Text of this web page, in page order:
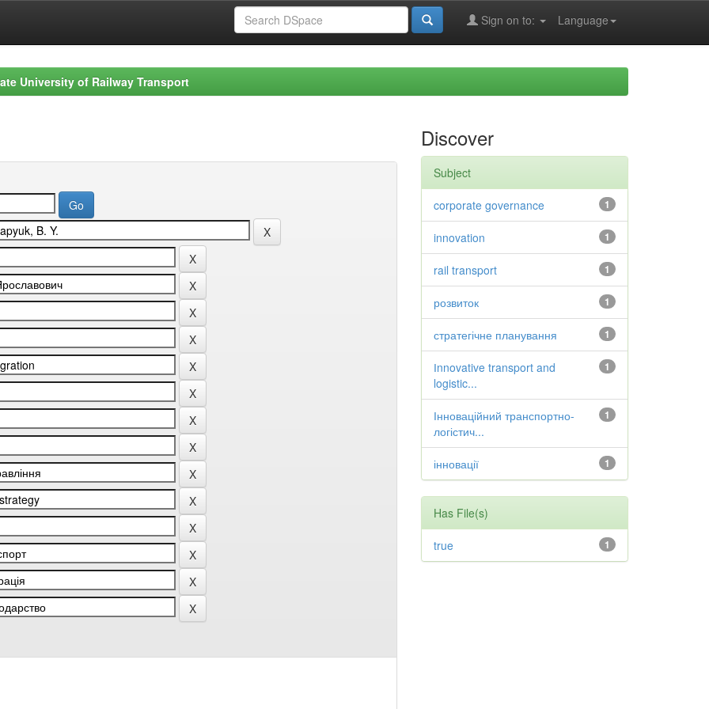
Language
Sign on to:
University of Railway Transport
Discover
Subject
1
corporate governance
1
innovation
1
rail transport
1
розвиток
1
стратегічне планування
1
Іnnovative transport and
logistic...
1
Інноваційний транспортно-
логістич...
1
інновації
Has File(s)
1
true